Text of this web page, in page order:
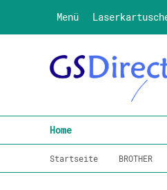
Menü
Home
Startseite BROTHER